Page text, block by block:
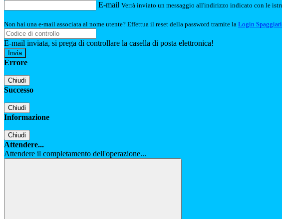
E-mail Verrà inviato un messaggio all'indirizzo indicato con le
Non hai una e-mail associata al nome utente? Effettua il reset della password tramite la Login Spaggiari
E-mail inviata, si prega di controllare la casella di posta elettronica!
Errore
Chiudi
Successo
Chiudi
Informazione
Chiudi
Attendere...
Attendere il completamento dell'operazione...